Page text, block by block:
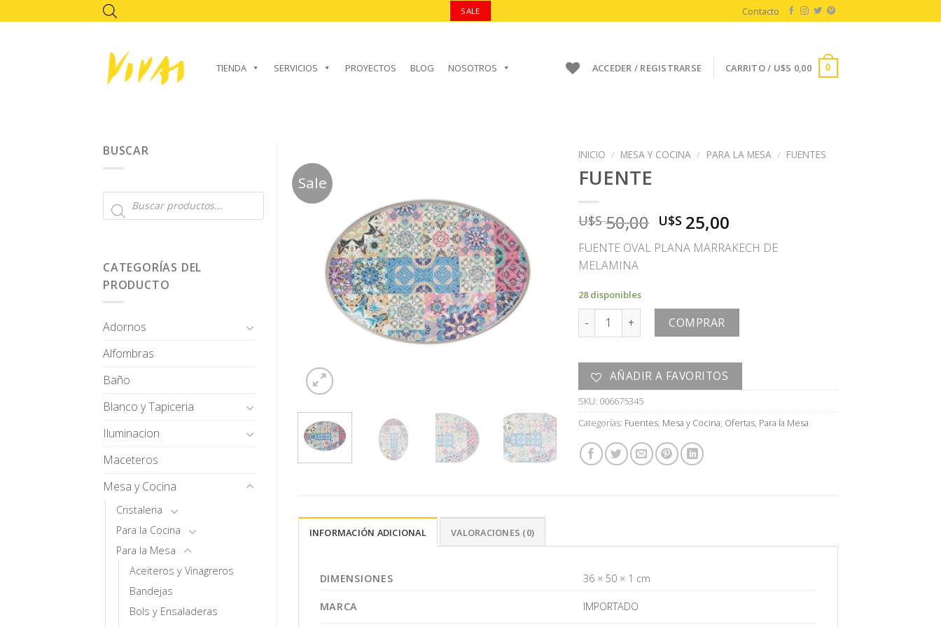
to
SALE Contacto
TIENDA SERVICIOS PROYECTOS BLOG NOSOTROS ACCEDER / REGISTRARSE CARRITO / U$S 0,00 0
BUSCAR
Búsqueda
de
CATEGORÍAS DEL
PRODUCTO
Adornos
Alfombras
Baño
Blanco y Tapiceria
Iluminacion
Maceteros
Mesa y Cocina
Cristaleria
Para la Cocina
Para la Mesa
Aceiteros y Vinagreros
Bandejas
Bols y Ensaladeras
Sale
AÑADIR A
FAVORITOS
INICIO / MESA Y COCINA / PARA LA MESA / FUENTES
FUENTE
U$S50,00 El
precio
original
50,00.
U$S 25,00
precio
actual
25,00.
FUENTE OVAL PLANA MARRAKECH DE
MELAMINA
28 disponibles
FUENTE cantidad COMPRAR
AÑADIR A FAVORITOS
SKU: 006675345
Categorías: Fuentes, Mesa y Cocina, Ofertas, Para la Mesa
INFORMACIÓN ADICIONAL VALORACIONES (0)
DIMENSIONES 36 × 50 × 1 cm
MARCA IMPORTADO